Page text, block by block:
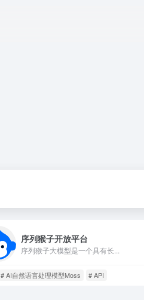
序列猴子开放平台
序列猴子大模型是一个具有长...
# AI自然语言处理模型Moss # API